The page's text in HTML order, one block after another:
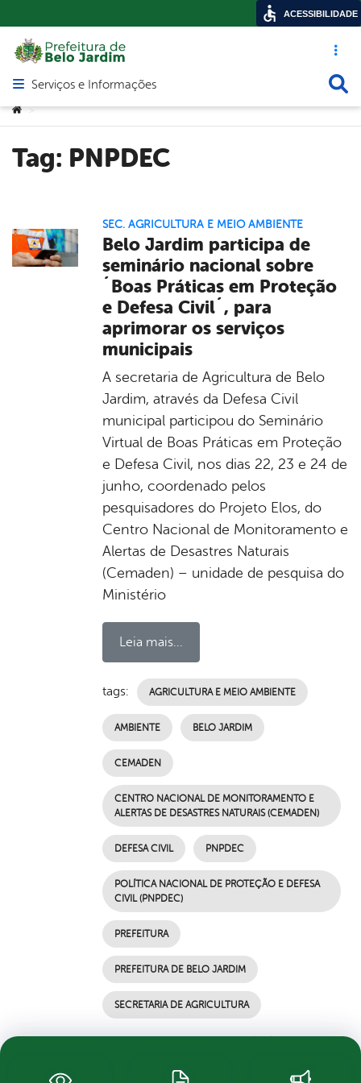
Acesso
Abrir menu principal de navegação
Serviços e Informações
Você está aqui:
>
Tag: PNPDEC
SEC. AGRICULTURA E MEIO AMBIENTE
Belo Jardim participa de
seminário nacional sobre
´Boas Práticas em Proteção
e Defesa Civil´, para
aprimorar os serviços
municipais
A secretaria de Agricultura de Belo
Jardim, através da Defesa Civil
municipal participou do Seminário
Virtual de Boas Práticas em Proteção
e Defesa Civil, nos dias 22, 23 e 24 de
junho, coordenado pelos
pesquisadores do Projeto Elos, do
Centro Nacional de Monitoramento e
Alertas de Desastres Naturais
(Cemaden) – unidade de pesquisa do
Ministério
Leia mais...
tags: AGRICULTURA E MEIO AMBIENTE
AMBIENTE BELO JARDIM
CEMADEN
CENTRO NACIONAL DE MONITORAMENTO E
ALERTAS DE DESASTRES NATURAIS (CEMADEN)
DEFESA CIVIL PNPDEC
POLÍTICA NACIONAL DE PROTEÇÃO E DEFESA
CIVIL (PNPDEC)
PREFEITURA
PREFEITURA DE BELO JARDIM
SECRETARIA DE AGRICULTURA
ACESSIBILIDADE